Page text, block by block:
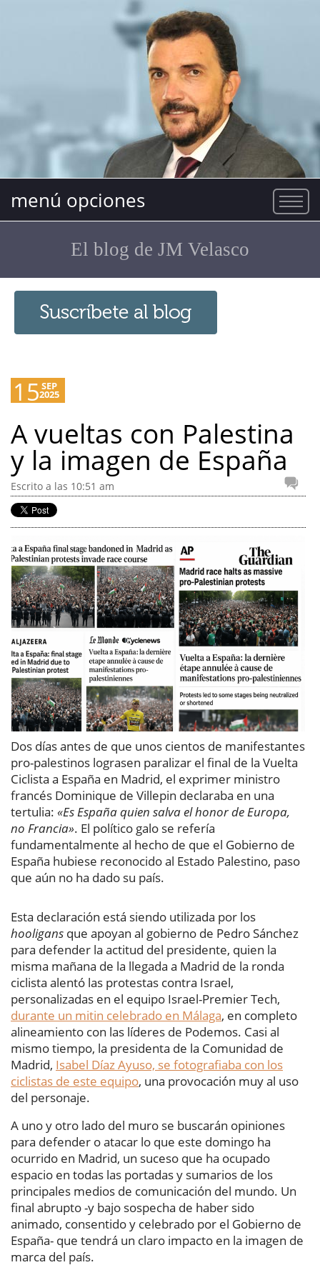
menú opciones
El blog de JM Velasco
15SEP
2025
A vueltas con Palestina
y la imagen de España
Escrito a las 10:51 am
Dos días antes de que unos cientos de manifestantes
pro-palestinos lograsen paralizar el final de la Vuelta
Ciclista a España en Madrid, el exprimer ministro
francés Dominique de Villepin declaraba en una
tertulia: «Es España quien salva el honor de Europa,
no Francia». El político galo se refería
fundamentalmente al hecho de que el Gobierno de
España hubiese reconocido al Estado Palestino, paso
que aún no ha dado su país.
Esta declaración está siendo utilizada por los
hooligans que apoyan al gobierno de Pedro Sánchez
para defender la actitud del presidente, quien la
misma mañana de la llegada a Madrid de la ronda
ciclista alentó las protestas contra Israel,
personalizadas en el equipo Israel-Premier Tech,
durante un mitin celebrado en Málaga, en completo
alineamiento con las líderes de Podemos. Casi al
mismo tiempo, la presidenta de la Comunidad de
Madrid, Isabel Díaz Ayuso, se fotografiaba con los
ciclistas de este equipo, una provocación muy al uso
del personaje.
A uno y otro lado del muro se buscarán opiniones
para defender o atacar lo que este domingo ha
ocurrido en Madrid, un suceso que ha ocupado
espacio en todas las portadas y sumarios de los
principales medios de comunicación del mundo. Un
final abrupto -y bajo sospecha de haber sido
animado, consentido y celebrado por el Gobierno de
España- que tendrá un claro impacto en la imagen de
marca del país.